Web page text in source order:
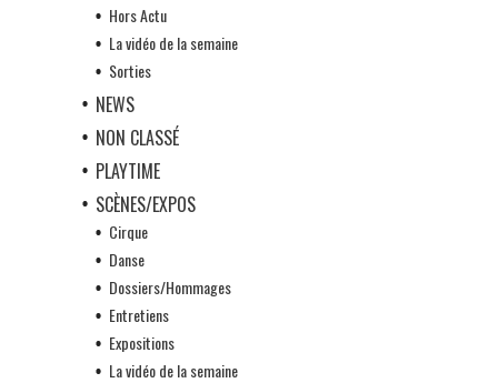
Hors Actu
La vidéo de la semaine
Sorties
NEWS
NON CLASSÉ
PLAYTIME
SCÈNES/EXPOS
Cirque
Danse
Dossiers/Hommages
Entretiens
Expositions
La vidéo de la semaine